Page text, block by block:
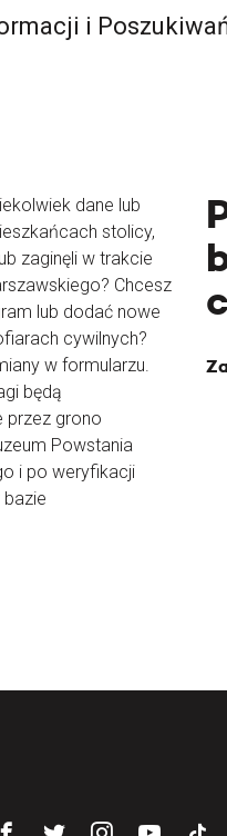
i
dane lub
stolicy,
zaginęli w trakcie
Chcesz
lub dodać nowe
cywilnych?
w formularzu.
będą
przez grono
Powstania
i po weryfikacji
bazie